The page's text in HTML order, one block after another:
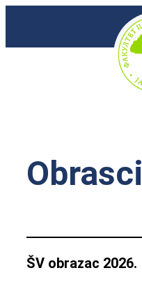
Obrasci
ŠV obrazac 2026.